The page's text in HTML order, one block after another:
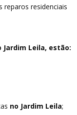
reparos residenciais
Leila, estão:
no Jardim Leila;